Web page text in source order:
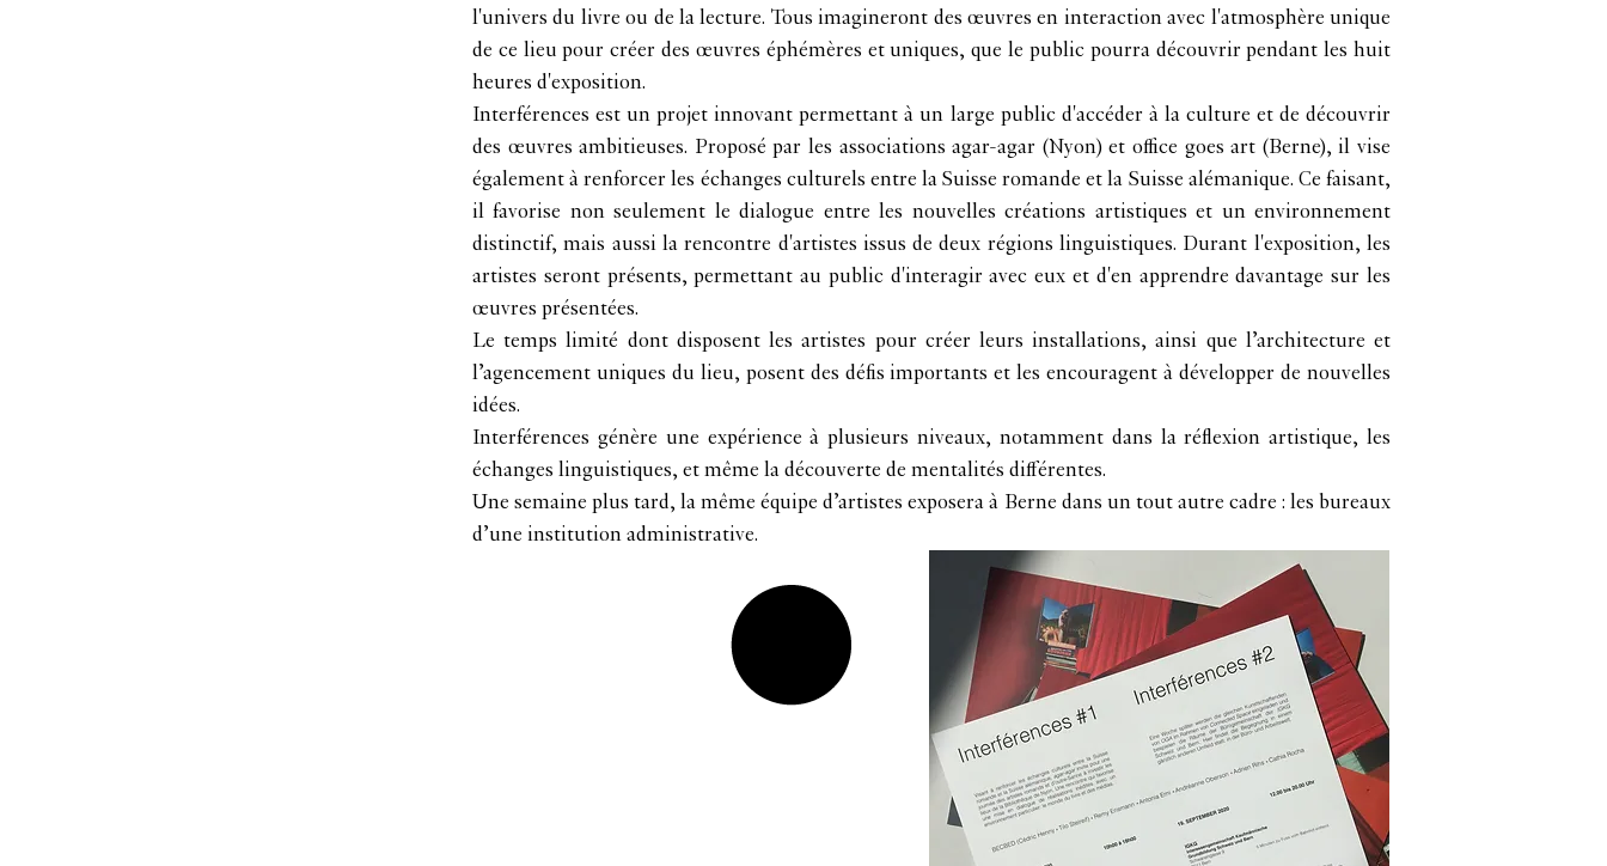
l'univers du livre ou de la lecture. Tous imagineront des œuvres en interaction avec l'atmosphère unique
de ce lieu pour créer des œuvres éphémères et uniques, que le public pourra découvrir pendant les huit
heures d'exposition.
Interférences est un projet innovant permettant à un large public d'accéder à la culture et de découvrir
des œuvres ambitieuses. Proposé par les associations agar-agar (Nyon) et office goes art (Berne), il vise
également à renforcer les échanges culturels entre la Suisse romande et la Suisse alémanique. Ce faisant,
il favorise non seulement le dialogue entre les nouvelles créations artistiques et un environnement
distinctif, mais aussi la rencontre d'artistes issus de deux régions linguistiques. Durant l'exposition, les
artistes seront présents, permettant au public d'interagir avec eux et d'en apprendre davantage sur les
œuvres présentées.
Le temps limité dont disposent les artistes pour créer leurs installations, ainsi que l’architecture et
l’agencement uniques du lieu, posent des défis importants et les encouragent à développer de nouvelles
idées.
Interférences génère une expérience à plusieurs niveaux, notamment dans la réflexion artistique, les
échanges linguistiques, et même la découverte de mentalités différentes.
Une semaine plus tard, la même équipe d’artistes exposera à Berne dans un tout autre cadre : les bureaux
d’une institution administrative.